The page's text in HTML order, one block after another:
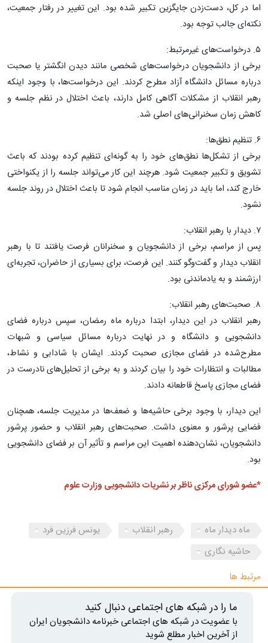
اما در کل، دست‌زدن جایگزین تکبیر شده بود. این تغییر در رفتار جمعیت،
نکته‌ای جالب توجه بود.
۵. درخواست‌های غیرمرتبط:
برخی از دانشجویان درخواست‌های شخصی مانند دیدن انگشتر یا صحبت
درباره مسائل دانشگاه آزاد مطرح کردند. این درخواست‌ها، با وجود اینکه
رهبر انقلاب از مشکلات آگاهی کامل دارند، باعث اختلال در نظم جلسه و
کاهش زمان سخنرانی‌های اصلی شد.
۶. تنظیم نطق‌ها:
برخی از تشکل‌ها نطق‌های خود را به گونه‌ای تنظیم کرده بودند که باعث
تشویق و تکبیر جمعیت شود. هرچند این کار می‌تواند جلسه را از یکنواختی
خارج کند، اما باید در زمان مناسب انجام شود تا باعث اختلال در روند جلسه
نشود.
۷. دیدار با رهبر انقلاب:
پس از مراسم، برخی از دانشجویان و سخنرانان فرصت یافتند تا با رهبر
انقلاب دیدار و گفت‌وگو کنند. این فرصت، برای بسیاری از حاضران، تجربه‌ای
ارزشمند و به یادماندنی بود.
۸. صحبت‌های رهبر انقلاب:
رهبر انقلاب در این دیدار، ابتدا درباره ماه رمضان، سپس درباره فضای
دانشجویی و دانشگاه و در نهایت درباره مسائل سیاسی و شبهات
مطرح‌شده در فضای مجازی صحبت کردند. ایشان با شادابی و نشاط،
مطالبات و انتظارات خود را بیان کردند و به برخی از تحلیل‌های نادرست در
فضای مجازی پاسخ قاطعانه دادند.
این دیدار، با وجود برخی حاشیه‌ها و ضعف‌ها در مدیریت جلسه، همچنان
فضایی پرشور و معنوی داشت. صحبت‌های رهبر انقلاب و حضور پرشور
دانشجویان، نشان‌دهنده اهمیت این مراسم و تأثیر آن بر فضای دانشجویی
بود.
*عضو شورای مرکزی ناظر بر نشریات دانشجویی وزارت علوم
ماه دیدار ماه رهبر انقلاب
یونس فرزین فرد
حاشیه نگاری
مرتبط ها
ما را در شبکه های اجتماعی دنبال کنید
با عضویت در شبکه های اجتماعی خبرنامه دانشجویان ایران
از آخرین اخبار مطلع شوید